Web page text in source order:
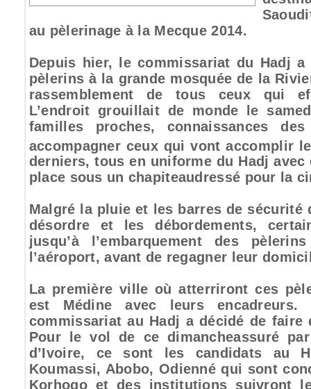
au pèlerinage à la Mecque 2014.
Depuis hier, le commissariat du Hadj
pèlerins à la grande mosquée de la
rassemblement de tous ceux qui
L’endroit grouillait de monde le
familles proches, connaissances
accompagner ceux qui vont accomplir
derniers, tous en uniforme du Hadj
place sous un chapiteaudressé pour la
Malgré la pluie et les barres de sécurité
désordre et les débordements,
jusqu’à l’embarquement des
l’aéroport, avant de regagner leur
La première ville où atterriront ces
est Médine avec leurs
commissariat au Hadj a décidé de faire
Pour le vol de ce dimancheassuré
d’Ivoire, ce sont les candidats au
Koumassi, Abobo, Odienné qui sont
Korhogo et des institutions suivront